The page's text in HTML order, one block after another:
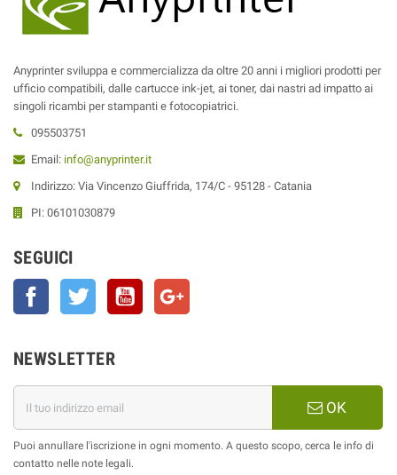
Anyprinter sviluppa e commercializza da oltre 20 anni i migliori prodotti per
ufficio compatibili, dalle cartucce ink-jet, ai toner, dai nastri ad impatto ai
singoli ricambi per stampanti e fotocopiatrici.
095503751
Email: info@anyprinter.it
Indirizzo: Via Vincenzo Giuffrida, 174/C - 95128 - Catania
PI: 06101030879
SEGUICI
Facebook Twitter YouTube
NEWSLETTER
OK
Puoi annullare l'iscrizione in ogni momento. A questo scopo, cerca le info di
contatto nelle note legali.